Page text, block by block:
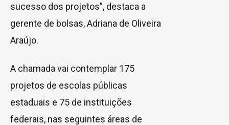
sucesso dos projetos”, destaca a
gerente de bolsas, Adriana de Oliveira
Araújo.
A chamada vai contemplar 175
projetos de escolas públicas
estaduais e 75 de instituições
federais, nas seguintes áreas de